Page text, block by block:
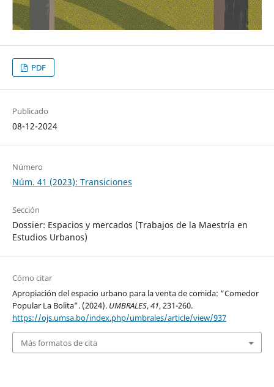
PDF
Publicado
08-12-2024
Número
Núm. 41 (2023): Transiciones
Sección
Dossier: Espacios y mercados (Trabajos de la Maestría en
Estudios Urbanos)
Cómo citar
Apropiación del espacio urbano para la venta de comida: “Comedor
Popular La Bolita”. (2024). UMBRALES,41, 231-260.
https://ojs.umsa.bo/index.php/umbrales/article/view/937
Más formatos de cita